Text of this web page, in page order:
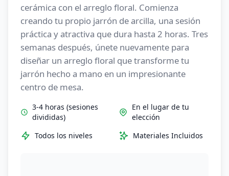
cerámica con el arreglo floral. Comienza
creando tu propio jarrón de arcilla, una sesión
práctica y atractiva que dura hasta 2 horas. Tres
semanas después, únete nuevamente para
diseñar un arreglo floral que transforme tu
jarrón hecho a mano en un impresionante
centro de mesa.
3-4 horas (sesiones
divididas)
En el lugar de tu
elección
Todos los niveles
Materiales Incluidos